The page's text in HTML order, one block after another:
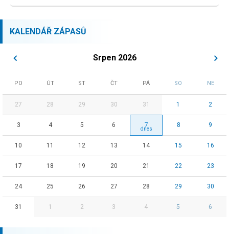
KALENDÁŘ ZÁPASŮ
Srpen 2026
PO ÚT ST ČT PÁ SO NE
27 28 29 30 31 1 2
3 4 5 6 7 8 9
10 11 12 13 14 15 16
17 18 19 20 21 22 23
24 25 26 27 28 29 30
31 1 2 3 4 5 6